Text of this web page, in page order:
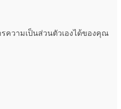
ความเป็นส่วนตัวเองได้ของคุณ